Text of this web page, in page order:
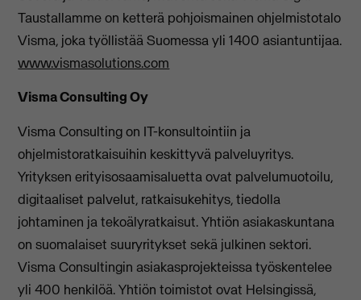
Taustallamme on ketterä pohjoismainen ohjelmistotalo
Visma, joka työllistää Suomessa yli 1400 asiantuntijaa.
www.vismasolutions.com
Visma Consulting Oy
Visma Consulting on IT-konsultointiin ja
ohjelmistoratkaisuihin keskittyvä palveluyritys.
Yrityksen erityisosaamisaluetta ovat palvelumuotoilu,
digitaaliset palvelut, ratkaisukehitys, tiedolla
johtaminen ja tekoälyratkaisut. Yhtiön asiakaskuntana
on suomalaiset suuryritykset sekä julkinen sektori.
Visma Consultingin asiakasprojekteissa työskentelee
yli 400 henkilöä. Yhtiön toimistot ovat Helsingissä,